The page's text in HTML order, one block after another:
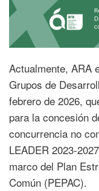
Actualmente, ARA
Grupos de
febrero de 2026,
para la concesión
concurrencia no
LEADER 2023-
marco del Plan
Común (PEPAC).